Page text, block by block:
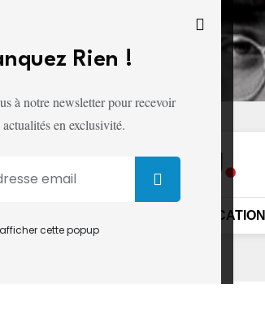
Rien !
à notre newsletter pour recevoir
en exclusivité.
cette popup
ÉDUCATION